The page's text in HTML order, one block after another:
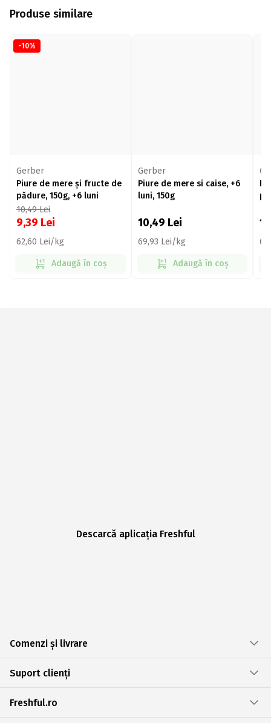
Produse similare
-10%
Gerber
Piure de mere și fructe de
pădure, 150g, +6 luni
10,49Lei
9,39 Lei
62,60 Lei/kg
Adaugă în coș
Gerber
Piure de mere si caise, +6
luni, 150g
10,49 Lei
69,93 Lei/kg
Adaugă în coș
Descarcă aplicația Freshful
Comenzi și livrare
Suport clienți
Freshful.ro